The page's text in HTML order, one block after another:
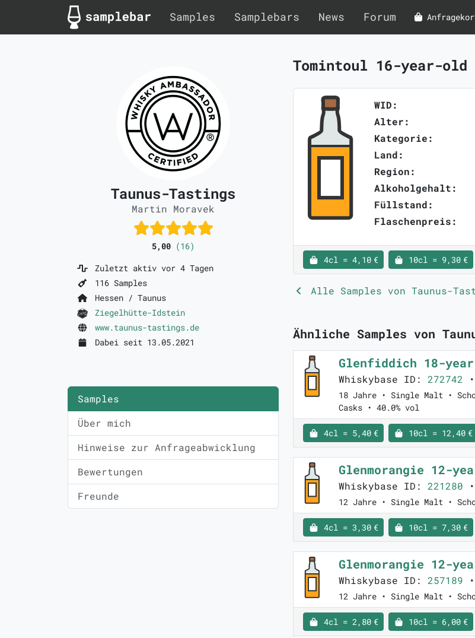
Samples Samplebars News Forum
Taunus-Tastings
Martin Moravek
5,00 (16)
Zuletzt aktiv vor 4 Tagen
116 Samples
Hessen / Taunus
Ziegelhütte-Idstein
www.taunus-tastings.de
Dabei seit 13.05.2021
Samples
Über mich
Hinweise zur Anfrageabwicklung
Bewertungen
Freunde
Tomintoul 16-year-old
WID:
Alter:
Kategorie:
Land:
Region:
Alkoholgehalt:
Füllstand:
Flaschenpreis:
4cl = 4,10 € 10cl = 9,30 €
Alle Samples von Taunus-
Ähnliche Samples von
Glenfiddich 18-
Whiskybase ID: 272742
18 Jahre • Single Malt •
Casks • 40.0% vol
4cl = 5,40 € 10cl = 12,40 €
Glenmorangie 12-
Whiskybase ID: 221280
12 Jahre • Single Malt •
4cl = 3,30 € 10cl = 7,30 €
Glenmorangie 12-
Whiskybase ID: 257189
12 Jahre • Single Malt •
4cl = 2,80 € 10cl = 6,00 €